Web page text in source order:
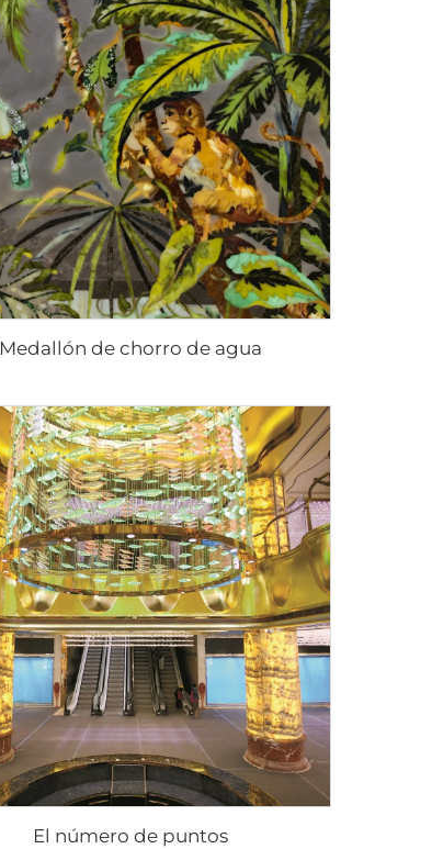
Medallón de chorro de agua
El número de puntos